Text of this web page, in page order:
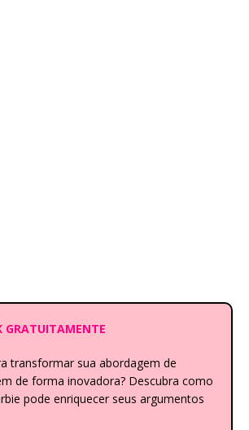
GRATUITAMENTE
transformar sua abordagem de
de forma inovadora? Descubra como
pode enriquecer seus argumentos